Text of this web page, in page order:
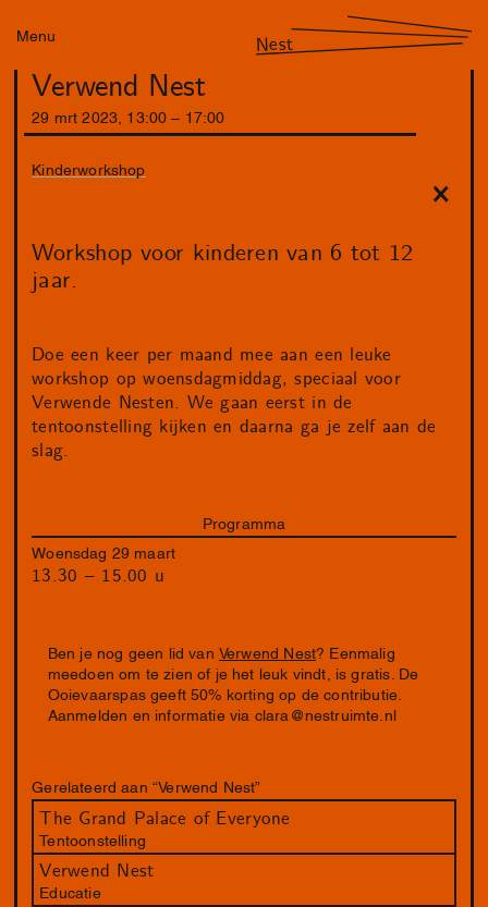
Menu Nest
Verwend Nest
29 mrt 2023 13 :00 17 :00
Kinderworkshop
Workshop voor kinderen van 6 tot 12
jaar.
Doe een keer per maand mee aan een leuke
workshop op woensdagmiddag, speciaal voor
Verwende Nesten. We gaan eerst in de
tentoonstelling kijken en daarna ga je zelf aan de
slag.
Programma
Woensdag 29 maart
13.30 – 15.00 u
Ben je nog geen lid van Verwend Nest? Eenmalig
meedoen om te zien of je het leuk vindt, is gratis. De
Ooievaarspas geeft 50% korting op de contributie.
Aanmelden en informatie via clara@nestruimte.nl
Gerelateerd aan “Verwend Nest”
The Grand Palace of Everyone
Tentoonstelling
Verwend Nest
Educatie